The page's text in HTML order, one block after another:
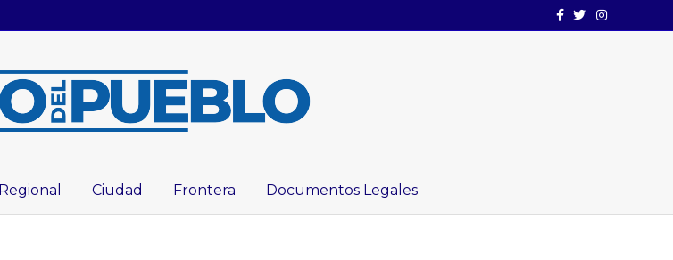
Facebook
TwitterInstagram
Regional Ciudad Frontera Documentos Legales